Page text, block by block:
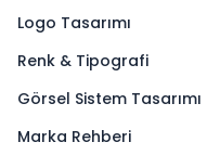
Logo Tasarımı
Renk & Tipografi
Görsel Sistem Tasarımı
Marka Rehberi